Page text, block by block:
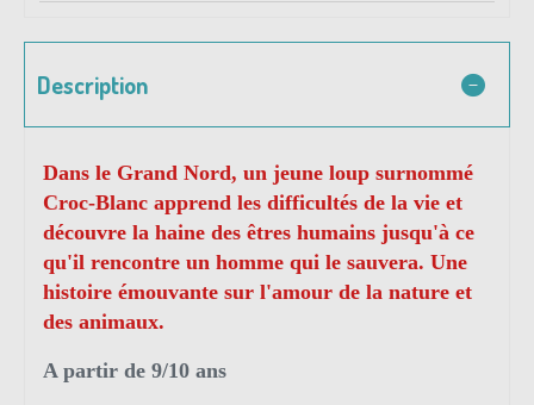
Description
Dans le Grand Nord, un jeune loup surnommé
Croc-Blanc apprend les difficultés de la vie et
découvre la haine des êtres humains jusqu'à ce
qu'il rencontre un homme qui le sauvera. Une
histoire émouvante sur l'amour de la nature et
des animaux.
A partir de 9/10 ans